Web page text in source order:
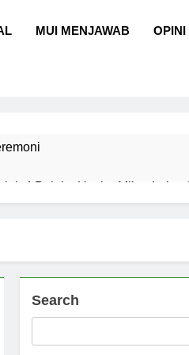
MUI MENJAWAB OPINI
4 Pelaku Usaha Mikro Lulus
Selatan
dan Sains
Search